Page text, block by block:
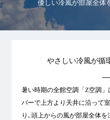
優しい冷風が部屋全体
やさしい冷風が循
暑い時期の全館空調「Z空調
バーで上方より天井に沿って
り､頭上からの風が部屋全体